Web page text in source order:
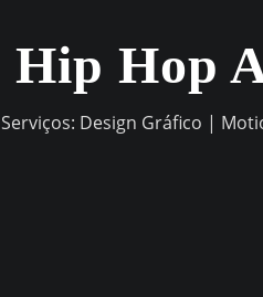
Hip Hop
Serviços: Design Gráfico |